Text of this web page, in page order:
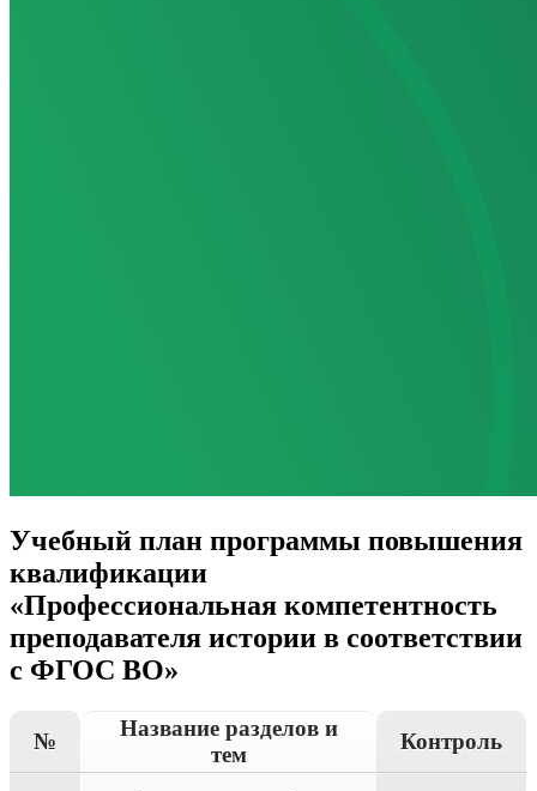
Учебный план программы повышения
квалификации
«Профессиональная компетентность
преподавателя истории в соответствии
с ФГОС ВО»
№
Название разделов и
тем
Контроль